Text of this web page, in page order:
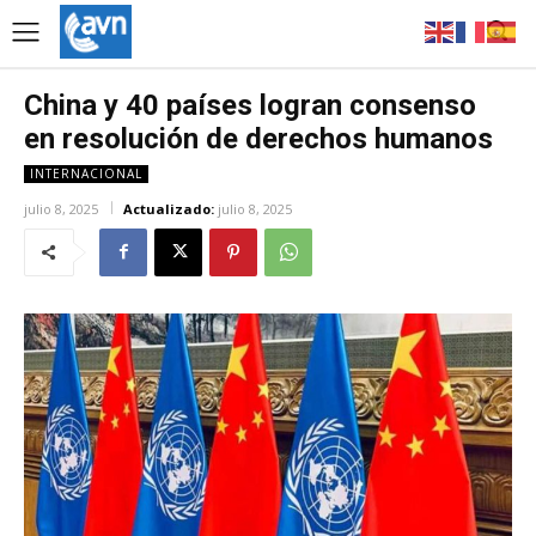
China y 40 países logran consenso
en resolución de derechos humanos
INTERNACIONAL
julio 8, 2025 Actualizado: julio 8, 2025